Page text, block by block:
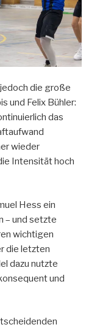
die große
und Felix Bühler:
das
wieder
Intensität hoch
Hess ein
– und setzte
wichtigen
die letzten
dazu nutzte
und